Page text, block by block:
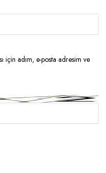
için adım, e-posta adresim ve